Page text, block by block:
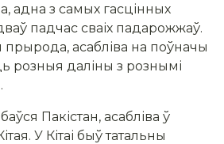
адна з самых гасцінных
падчас сваіх падарожжаў.
асабліва на поўначы
розныя даліны з рознымі
Пакістан, асабліва ў
У Кітаі быў татальны